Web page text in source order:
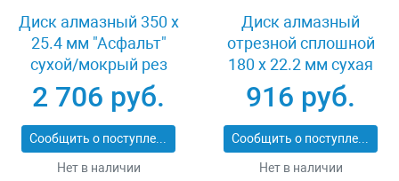
Диск алмазный 350 х
25.4 мм "Асфальт"
сухой/мокрый рез
Сибртех 731013
2 706 руб.
Сообщить о поступлении
Нет в наличии
Диск алмазный
отрезной сплошной
180 х 22.2 мм сухая
резка Matrix
Professional 73128
916 руб.
Сообщить о поступлении
Нет в наличии